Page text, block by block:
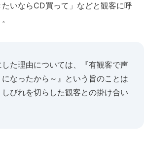
いならCD買って」などと観客に呼
した理由については、『有観客で声
なったから～』という旨のことは
びれを切らした観客との掛け合い